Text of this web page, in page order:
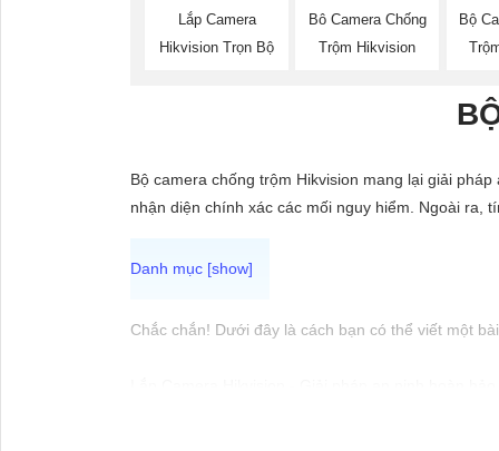
Lắp Camera
Hikvision Trọn Bộ
Bô Camera Chống
Trộm Hikvision
Bộ
Bộ camera chống trộm Hikvision mang lại giải
nhận diện chính xác các mối nguy hiểm. Ngoài ra,
Chắc chắn! Dưới đây là cách bạn có thể viết một
Bạn đang tìm kiếm giải pháp an ninh hiệu quả và
trong lĩnh vực an ninh và giám sát. Với chất lượng